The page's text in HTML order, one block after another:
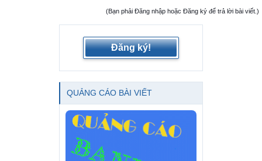
(Bạn phải Đăng nhập hoặc Đăng ký để trả lời bài viết.)
Đăng ký!
QUẢNG CÁO BÀI VIẾT